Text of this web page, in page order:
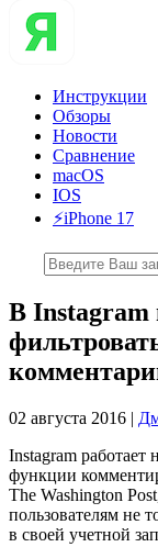
Инструкции
Обзоры
Новости
Сравнение
macOS
IOS
⚡️iPhone 17
В Instagram
02 августа 2016 |
Instagram
функции
The Washington
пользователям не
в своей учетной